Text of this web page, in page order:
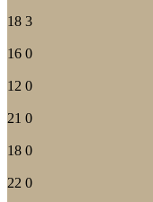
18 3
16 0
12 0
21 0
18 0
22 0